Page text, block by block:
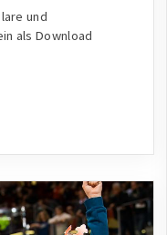
und
als Download